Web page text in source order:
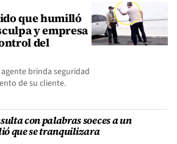
que humilló
y empresa
del
brinda seguridad
de su cliente.
con palabras soeces a un
que se tranquilizara